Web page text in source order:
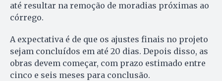
até resultar na remoção de moradias próximas ao
córrego.
A expectativa é de que os ajustes finais no projeto
sejam concluídos em até 20 dias. Depois disso, as
obras devem começar, com prazo estimado entre
cinco e seis meses para conclusão.